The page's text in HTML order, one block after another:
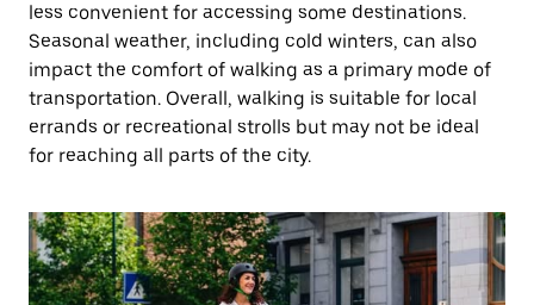
less convenient for accessing some destinations.
Seasonal weather, including cold winters, can also
impact the comfort of walking as a primary mode of
transportation. Overall, walking is suitable for local
errands or recreational strolls but may not be ideal
for reaching all parts of the city.